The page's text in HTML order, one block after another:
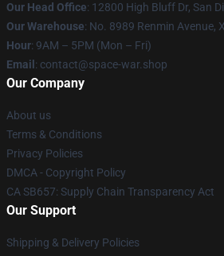
Our Head Office: 12800 High Bluff Dr, San
Our Warehouse: No. 8989 Renmin Avenue,
Hour: 9AM – 5PM (Mon – Fri)
Email : contact@space-war.shop
Our Company
About us
Terms & Conditions
Privacy Policies
DMCA - Copyright Policy
CA SB657: Supply Chain Transparency Act
Our Support
Shipping & Delivery Policies